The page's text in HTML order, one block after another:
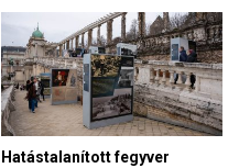
Hatástalanított fegyver